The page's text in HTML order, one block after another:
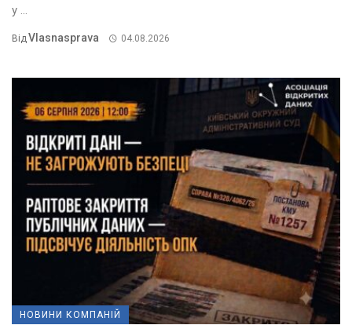
у ...
ВідVlasnasprava 04.08.2026
НОВИНИ КОМПАНІЙ